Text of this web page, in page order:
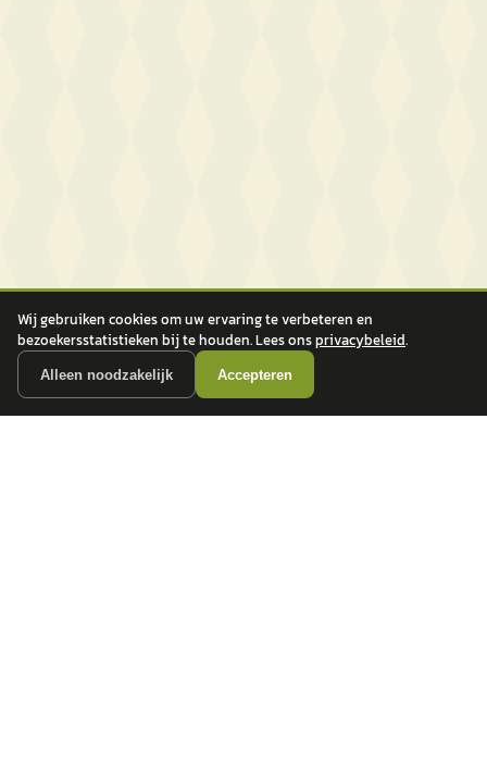
Wij gebruiken cookies om uw ervaring te verbeteren en
bezoekersstatistieken bij te houden. Lees onsprivacybeleid.
Alleen noodzakelijk Accepteren